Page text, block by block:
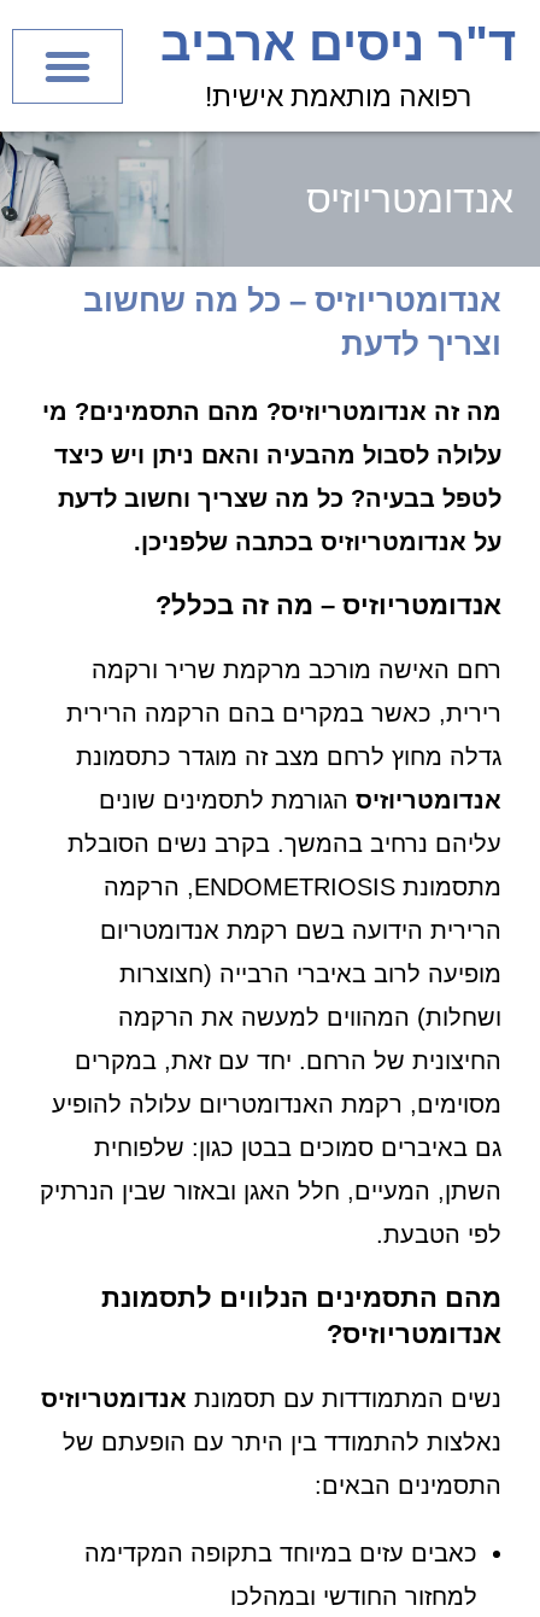
לתוכן
ד"ר ניסים ארביב
רפואה מותאמת אישית!
אנדומטריוזיס
אנדומטריוזיס – כל מה שחשוב
וצריך לדעת
מה זה אנדומטריוזיס? מהם התסמינים? מי
עלולה לסבול מהבעיה והאם ניתן ויש כיצד
לטפל בבעיה? כל מה שצריך וחשוב לדעת
על אנדומטריוזיס בכתבה שלפניכן.
אנדומטריוזיס – מה זה בכלל?
רחם האישה מורכב מרקמת שריר ורקמה
רירית, כאשר במקרים בהם הרקמה הרירית
גדלה מחוץ לרחם מצב זה מוגדר כתסמונת
אנדומטריוזיס הגורמת לתסמינים שונים
עליהם נרחיב בהמשך. בקרב נשים הסובלת
מתסמונת ENDOMETRIOSIS, הרקמה
הרירית הידועה בשם רקמת אנדומטריום
מופיעה לרוב באיברי הרבייה (חצוצרות
ושחלות) המהווים למעשה את הרקמה
החיצונית של הרחם. יחד עם זאת, במקרים
מסוימים, רקמת האנדומטריום עלולה להופיע
גם באיברים סמוכים בבטן כגון: שלפוחית
השתן, המעיים, חלל האגן ובאזור שבין הנרתיק
לפי הטבעת.
מהם התסמינים הנלווים לתסמונת
אנדומטריוזיס?
נשים המתמודדות עם תסמונת אנדומטריוזיס
נאלצות להתמודד בין היתר עם הופעתם של
התסמינים הבאים:
כאבים עזים במיוחד בתקופה המקדימה
למחזור החודשי ובמהלכו